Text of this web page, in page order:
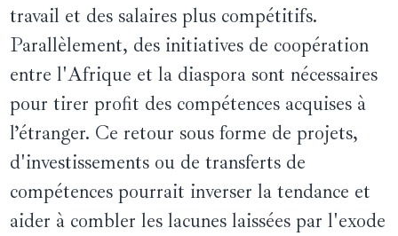
travail et des salaires plus compétitifs.
Parallèlement, des initiatives de coopération
entre l'Afrique et la diaspora sont nécessaires
pour tirer profit des compétences acquises à
l’étranger. Ce retour sous forme de projets,
d'investissements ou de transferts de
compétences pourrait inverser la tendance et
aider à combler les lacunes laissées par l'exode